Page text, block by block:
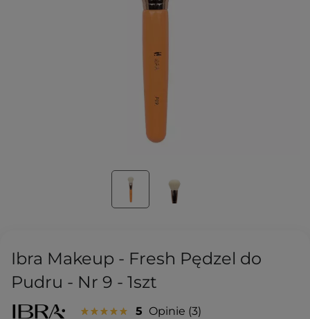
Ibra Makeup - Fresh Pędzel do
Pudru - Nr 9 - 1szt
5 Opinie 3